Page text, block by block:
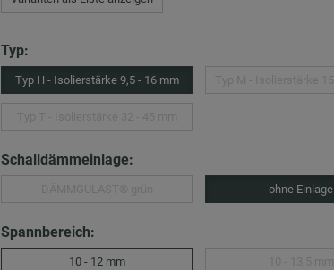
Typ:
Typ H - Isolierstärke 9,5 - 16 mm
Schalldämmeinlage:
ohne Einlage
Spannbereich:
10 - 12 mm